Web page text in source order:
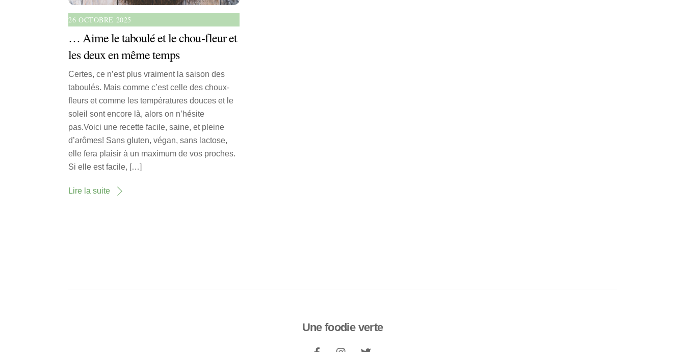
26 OCTOBRE 2025
… Aime le taboulé et le chou-fleur et
les deux en même temps
Certes, ce n’est plus vraiment la saison des
taboulés. Mais comme c’est celle des choux-
fleurs et comme les températures douces et le
soleil sont encore là, alors on n’hésite
pas.Voici une recette facile, saine, et pleine
d’arômes! Sans gluten, végan, sans lactose,
elle fera plaisir à un maximum de vos proches.
Si elle est facile, […]
Lire la suite
Back
Une foodie verte